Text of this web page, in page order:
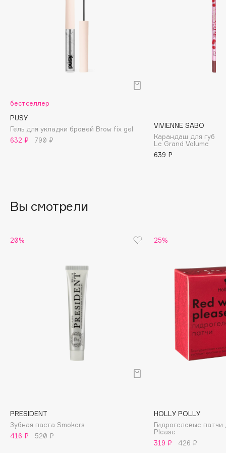
Boadicea The Victorious
BOOMSHOP
BORK
Brunello Cucinelli
Bvlgari
Cadence
Clinique
Clive Christian
бестселлер
PUSY
Гель для укладки бровей Brow fix gel
632 ₽
790 ₽
VIVIENNE SABO
Карандаш для губ
Le Grand Volume
639 ₽
Вы смотрели
20%
PRESIDENT
Зубная паста Smokers
416 ₽
520 ₽
25%
HOLLY POLLY
Гидрогелевые патчи
Please
319 ₽
426 ₽